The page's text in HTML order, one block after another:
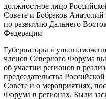
должностное лицо
Совете и Бобраков
по развитию Дальнего
Федерации
Губернаторы и
членов Северного Форума
об участии регионов в
председательства
Совете и о мероприятиях,
Форума в регионах. Были